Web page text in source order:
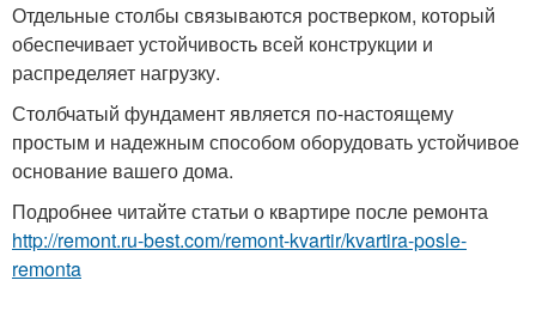
Отдельные столбы связываются ростверком, который
обеспечивает устойчивость всей конструкции и
распределяет нагрузку.
Столбчатый фундамент является по-настоящему
простым и надежным способом оборудовать устойчивое
основание вашего дома.
Подробнее читайте статьи о квартире после ремонта
http://remont.ru-best.com/remont-kvartir/kvartira-posle-
remonta